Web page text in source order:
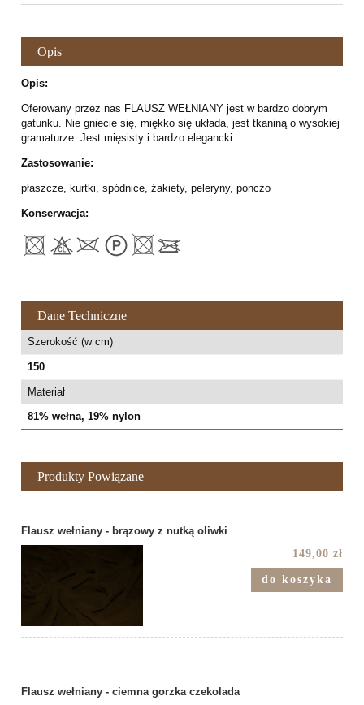
Opis
Opis:
Oferowany przez nas FLAUSZ WEŁNIANY jest w bardzo dobrym
gatunku. Nie gniecie się, miękko się układa, jest tkaniną o wysokiej
gramaturze. Jest mięsisty i bardzo elegancki.
Zastosowanie:
płaszcze, kurtki, spódnice, żakiety, peleryny, ponczo
Konserwacja:
Dane Techniczne
Szerokość (w cm)
150
Materiał
81% wełna, 19% nylon
Produkty Powiązane
Flausz wełniany - brązowy z nutką oliwki
149,00 zł
do koszyka
Flausz wełniany - ciemna gorzka czekolada